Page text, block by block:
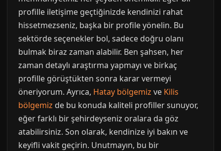
profille iletişime geçtiğinizde kendinizi rahat
hissetmezseniz, başka bir profile yönelin. Bu
sektörde seçenekler bol, sadece doğru olanı
bulmak biraz zaman alabilir. Ben şahsen, her
zaman detaylı araştırma yapmayı ve birkaç
profille görüştükten sonra karar vermeyi
öneriyorum. Ayrıca, Hatay bölgemiz ve Kilis
bölgemiz de bu konuda kaliteli profiller sunuyor,
eğer farklı bir şehirdeyseniz oralara da göz
atabilirsiniz. Son olarak, kendinize iyi bakın ve
keyifli vakit geçirin. Unutmayın, bu bir